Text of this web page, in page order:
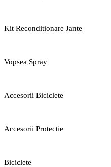
Kit Reconditionare Jante
Vopsea Spray
Accesorii Biciclete
Accesorii Protectie
Biciclete